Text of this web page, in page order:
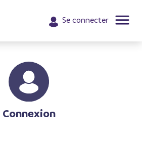
Se connecter
Connexion